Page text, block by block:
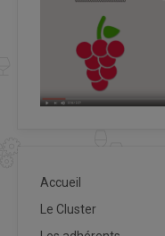
Accueil
Le Cluster